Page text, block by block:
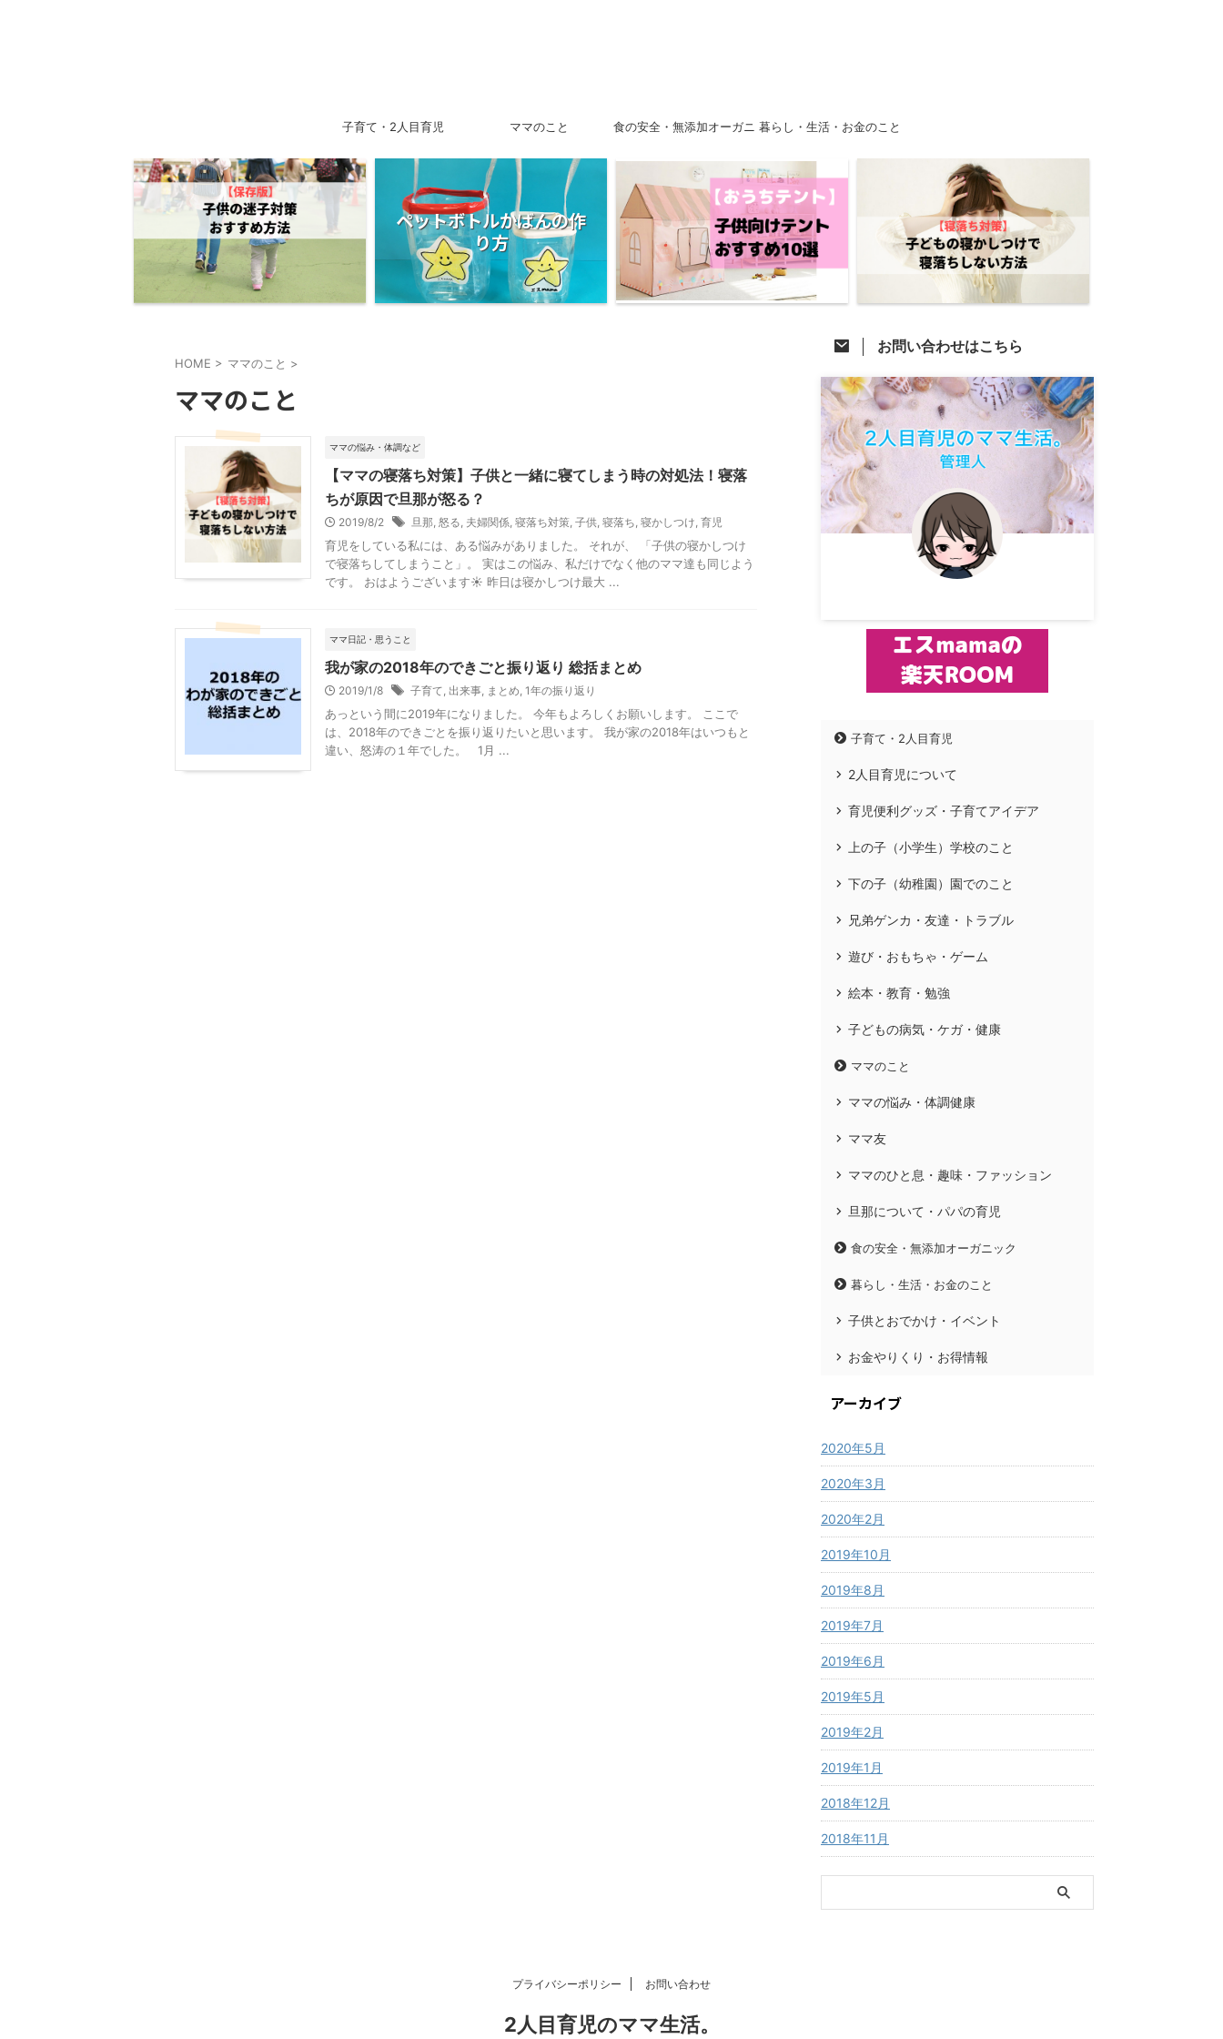
子育て・2人目育児 ママのこと 食の安全・無添加オーガニ
ック
暮らし・生活・お金のこと
ペットボトルかばんの作
り方
HOME > ママのこと >
ママのこと
ママの悩み・体調など
【ママの寝落ち対策】子供と一緒に寝てしまう時の対処法！寝落
ちが原因で旦那が怒る？
2019/8/2 旦那, 怒る, 夫婦関係, 寝落ち対策, 子供, 寝落ち, 寝かしつけ, 育児
育児をしている私には、ある悩みがありました。 それが、 「子供の寝かしつけ
で寝落ちしてしまうこと」。 実はこの悩み、私だけでなく他のママ達も同じよう
です。 おはようございます☀️ 昨日は寝かしつけ最大 ...
ママ日記・思うこと
我が家の2018年のできごと振り返り 総括まとめ
2019/1/8 子育て, 出来事, まとめ, 1年の振り返り
あっという間に2019年になりました。 今年もよろしくお願いします。 ここで
は、2018年のできごとを振り返りたいと思います。 我が家の2018年はいつもと
違い、怒涛の１年でした。 1月 ...
お問い合わせはこちら
子育て・2人目育児
2人目育児について
育児便利グッズ・子育てアイデア
上の子（小学生）学校のこと
下の子（幼稚園）園でのこと
兄弟ゲンカ・友達・トラブル
遊び・おもちゃ・ゲーム
絵本・教育・勉強
子どもの病気・ケガ・健康
ママのこと
ママの悩み・体調健康
ママ友
ママのひと息・趣味・ファッション
旦那について・パパの育児
食の安全・無添加オーガニック
暮らし・生活・お金のこと
子供とおでかけ・イベント
お金やりくり・お得情報
アーカイブ
2020年5月
2020年3月
2020年2月
2019年10月
2019年8月
2019年7月
2019年6月
2019年5月
2019年2月
2019年1月
2018年12月
2018年11月
プライバシーポリシー お問い合わせ
2人目育児のママ生活。